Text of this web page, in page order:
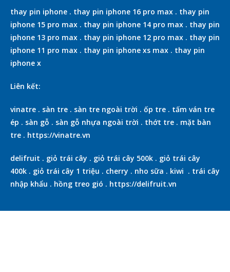
thay pin iphone . thay pin iphone 16 pro max . thay pin
iphone 15 pro max . thay pin iphone 14 pro max . thay pin
iphone 13 pro max . thay pin iphone 12 pro max . thay pin
iphone 11 pro max . thay pin iphone xs max . thay pin
iphone x
Liên kết:
vinatre . sàn tre . sàn tre ngoài trời . ốp tre . tấm ván tre
ép . sàn gỗ . sàn gỗ nhựa ngoài trời . thớt tre . mặt bàn
tre . https://vinatre.vn
delifruit . giỏ trái cây . giỏ trái cây 500k . giỏ trái cây
400k . giỏ trái cây 1 triệu . cherry . nho sữa . kiwi . trái cây
nhập khẩu . hồng treo gió . https://delifruit.vn